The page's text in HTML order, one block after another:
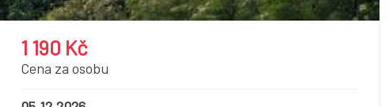
1 190 Kč
Cena za osobu